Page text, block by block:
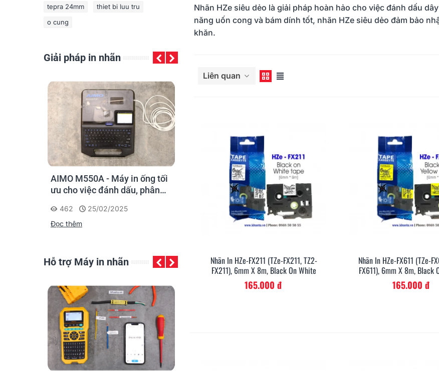
tepra 24mm
thiet bi luu tru
o cung
Giải pháp in nhãn
AIMO M550A - Máy in ống tối
ưu cho việc đánh dấu, phân
cáp mạng
462
25/02/2025
Đọc thêm
PT-E110, PT-E310BT, PT-
E560BT: Giải pháp in nhãn
cầm tay công nghiệp của
22/01/2025
Brother Ra Mắt Máy In Nhãn
Để Bàn Mới PT-D460BT & PT-
D610BT - Giải Pháp Một
Chạm Cho Dân Văn Phòng
15/05/2023
Hỗ trợ Máy in nhãn
Nhãn HZe siêu dẻo là giải pháp hoàn hảo cho việc đánh dấu
năng uốn cong và bám dính tốt, nhãn HZe siêu dẻo đảm bảo
khăn.
Liên quan
Xem Nhanh
Nhãn In HZe-FX211 (TZe-FX211, TZ2-
FX211), 6mm X 8m, Black On White
165.000 đ
Xem
Nhãn In HZe-FX611 (TZe-
FX611), 6mm X 8m, Black
165.000 đ